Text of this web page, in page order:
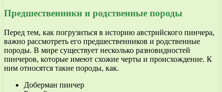
Предшественники и родственные породы
Перед тем, как погрузиться в историю австрийского пинчера,
важно рассмотреть его предшественников и родственные
породы. В мире существует несколько разновидностей
пинчеров, которые имеют схожие черты и происхождение. К
ним относятся такие породы, как.
Доберман пинчер